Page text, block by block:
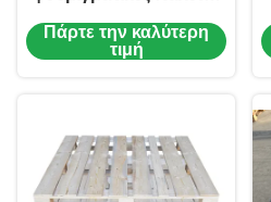
Ζεστή επεξεργασία
Προσαρμοσμένη ξύλινη
Πάρτε την καλύτερη
τιμή